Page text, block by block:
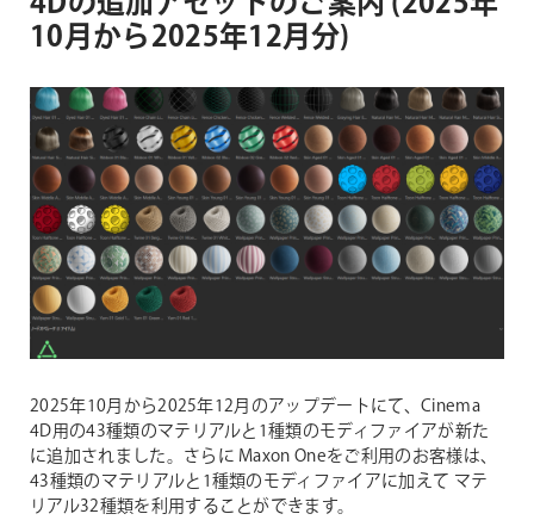
10月から2025年12月分)
2025年10月から2025年12月のアップデートにて、Cinema
4D用の43種類のマテリアルと1種類のモディファイアが新た
に追加されました。さらに Maxon Oneをご利用のお客様は、
43種類のマテリアルと1種類のモディファイアに加えて マテ
リアル32種類を利用することができます。